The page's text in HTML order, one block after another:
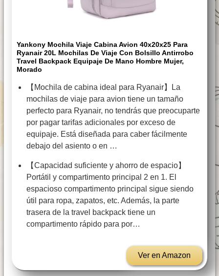
Yankony Mochila Viaje Cabina Avion 40x20x25 Para
Ryanair 20L Mochilas De Viaje Con Bolsillo Antirrobo
Travel Backpack Equipaje De Mano Hombre Mujer,
Morado
【Mochila de cabina ideal para Ryanair】La
mochilas de viaje para avion tiene un tamaño
perfecto para Ryanair, no tendrás que preocuparte
por pagar tarifas adicionales por exceso de
equipaje. Está diseñada para caber fácilmente
debajo del asiento o en …
【Capacidad suficiente y ahorro de espacio】
Portátil y compartimento principal 2 en 1. El
espacioso compartimento principal sigue siendo
útil para ropa, zapatos, etc. Además, la parte
trasera de la travel backpack tiene un
compartimento rápido para por…
Ver en Amazon